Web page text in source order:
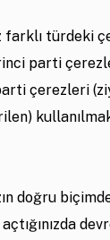
farklı türdeki
parti
çerezleri
doğru